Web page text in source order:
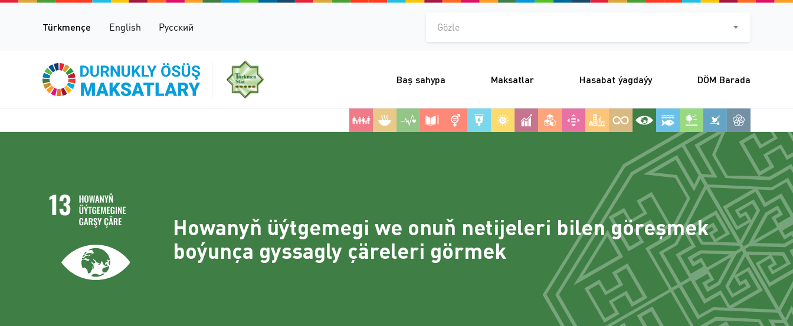
Türkmençe English Русский Gözle
Baş sahypa Maksatlar Hasabat ýagdaýy DÖM Barada
Howanyň üýtgemegi we onuň netijeleri bilen göreşmek
boýunça gyssagly çäreleri görmek